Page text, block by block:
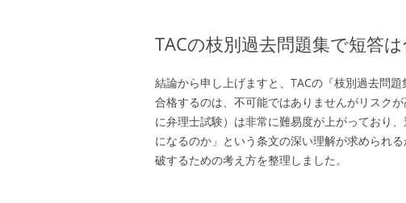
TACの枝別過去問題集で短答
結論から申し上げますと、TACの『枝別過去問
合格するのは、不可能ではありませんがリスク
に弁理士試験）は非常に難易度が上がっており
になるのか」という条文の深い理解が求められ
破するための考え方を整理しました。